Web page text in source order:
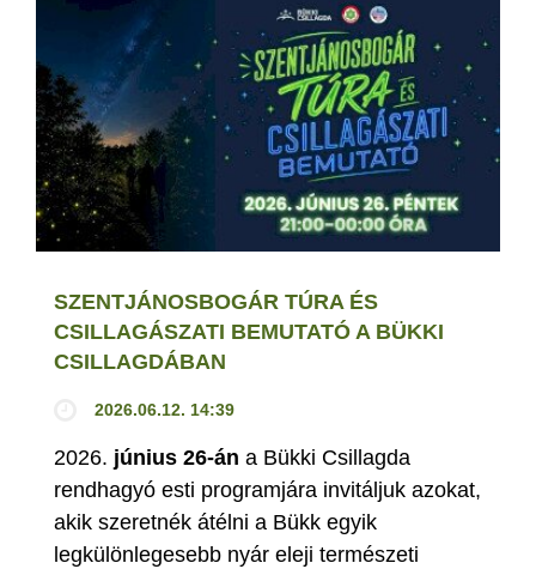
SZENTJÁNOSBOGÁR TÚRA ÉS
CSILLAGÁSZATI BEMUTATÓ A BÜKKI
CSILLAGDÁBAN
2026.06.12. 14:39
2026. június 26-án a Bükki Csillagda
rendhagyó esti programjára invitáljuk azokat,
akik szeretnék átélni a Bükk egyik
legkülönlegesebb nyár eleji természeti